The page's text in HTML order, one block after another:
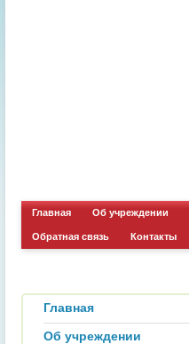
Главная Об учреждении
Обратная связь Контакты
Главная
Об учреждении